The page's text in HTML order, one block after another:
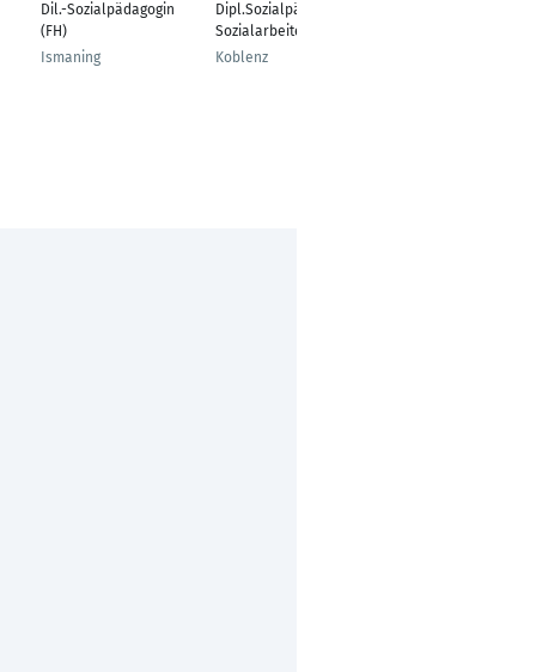
Dil.-Sozialpädagogin
(FH)
Ismaning
Dipl.Sozialpädagogin/
Sozialarbeiterin
Koblenz